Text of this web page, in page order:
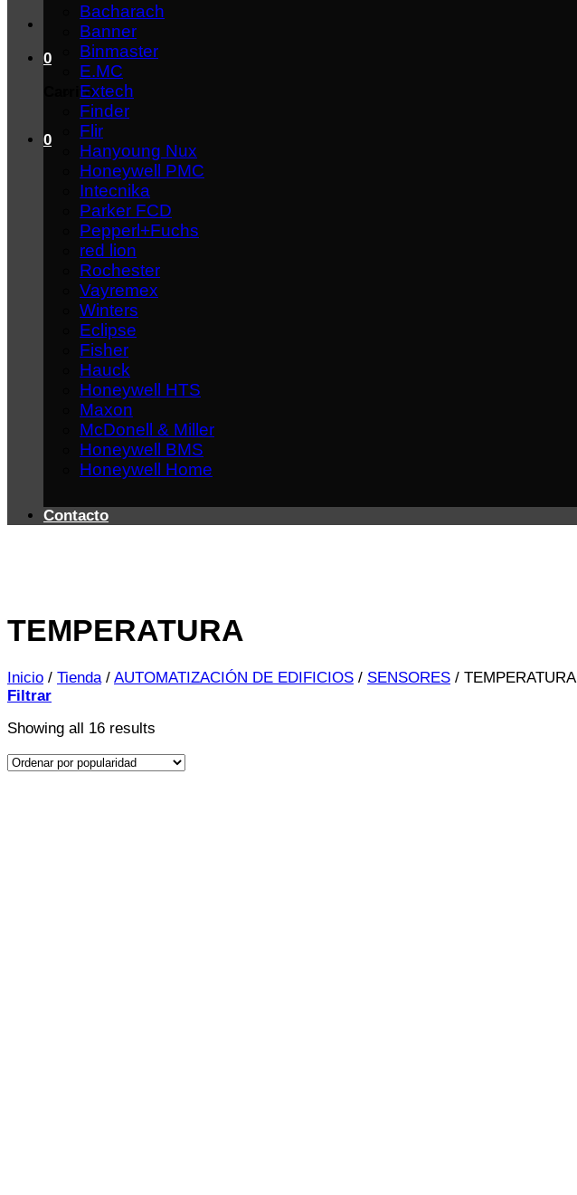
0
Carrito
0
Bacharach
Banner
Binmaster
E.MC
Extech
Finder
Flir
Hanyoung Nux
Honeywell PMC
Intecnika
Parker FCD
Pepperl+Fuchs
red lion
Rochester
Vayremex
Winters
Eclipse
Fisher
Hauck
Honeywell HTS
Maxon
McDonell & Miller
Honeywell BMS
Honeywell Home
Contacto
TEMPERATURA
Inicio / Tienda / AUTOMATIZACIÓN DE EDIFICIOS / SENSORES / TEMPERATURA
Filtrar
Showing all 16 results